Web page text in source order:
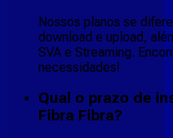
Nossos planos se
download e upload,
SVA e Streaming.
necessidades!
Qual o prazo de
Fibra Fibra?